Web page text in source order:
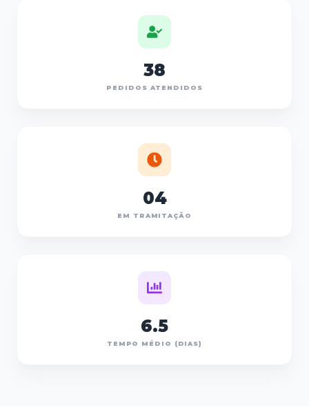
38
PEDIDOS ATENDIDOS
04
EM TRAMITAÇÃO
6.5
TEMPO MÉDIO (DIAS)